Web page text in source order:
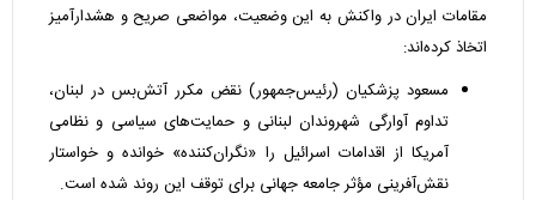
مقامات ایران در واکنش به این وضعیت، مواضعی صریح و هشدارآمیز
اتخاذ کرده‌اند:
مسعود پزشکیان (رئیس‌جمهور) نقض مکرر آتش‌بس در لبنان،
تداوم آوارگی شهروندان لبنانی و حمایت‌های سیاسی و نظامی
آمریکا از اقدامات اسرائیل را «نگران‌کننده» خوانده و خواستار
نقش‌آفرینی مؤثر جامعه جهانی برای توقف این روند شده است.